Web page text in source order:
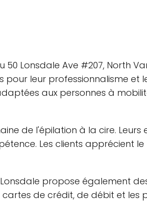
Lonsdale Ave #207, North
leur professionnalisme et
aux personnes à
de l'épilation à la cire. Leurs
Les clients apprécient
propose également
de crédit, de débit et les